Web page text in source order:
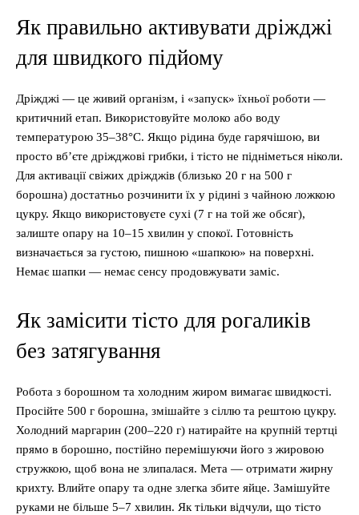
Як правильно активувати дріжджі
для швидкого підйому
Дріжджі — це живий організм, і «запуск» їхньої роботи —
критичний етап. Використовуйте молоко або воду
температурою 35–38°C. Якщо рідина буде гарячішою, ви
просто вб’єте дріжджові грибки, і тісто не підніметься ніколи.
Для активації свіжих дріжджів (близько 20 г на 500 г
борошна) достатньо розчинити їх у рідині з чайною ложкою
цукру. Якщо використовуєте сухі (7 г на той же обсяг),
залиште опару на 10–15 хвилин у спокої. Готовність
визначається за густою, пишною «шапкою» на поверхні.
Немає шапки — немає сенсу продовжувати заміс.
Як замісити тісто для рогаликів
без затягування
Робота з борошном та холодним жиром вимагає швидкості.
Просійте 500 г борошна, змішайте з сіллю та рештою цукру.
Холодний маргарин (200–220 г) натирайте на крупній тертці
прямо в борошно, постійно перемішуючи його з жировою
стружкою, щоб вона не злипалася. Мета — отримати жирну
крихту. Влийте опару та одне злегка збите яйце. Замішуйте
руками не більше 5–7 хвилин. Як тільки відчули, що тісто